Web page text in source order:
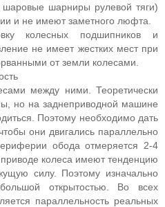
шарниры рулевой тяги)
и не имеют заметного люфта.
колесных подшипников и
не имеет жестких мест при
от земли колесами.
между ними. Теоретически
но на заднеприводной машине
Поэтому необходимо дать
они двигались параллельно
обода отмеряется 2-4
колеса имеют тенденцию
силу. Поэтому изначально
открытостью. Во всех
параллельность реальных